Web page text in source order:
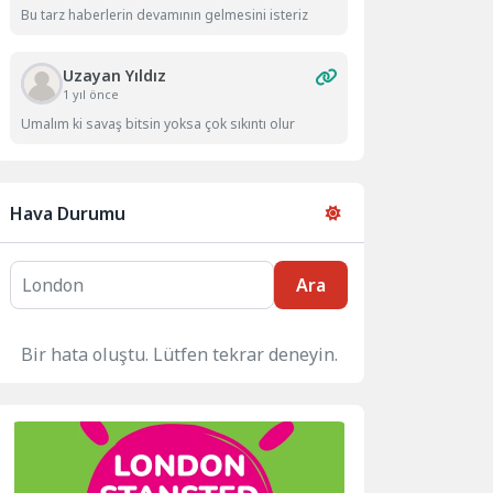
Bu tarz haberlerin devamının gelmesini isteriz
Uzayan Yıldız
1 yıl önce
Umalım ki savaş bitsin yoksa çok sıkıntı olur
Hava Durumu
Ara
Bir hata oluştu. Lütfen tekrar deneyin.